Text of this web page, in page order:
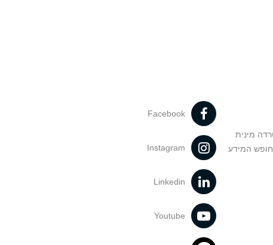
מינית
חופש המידע
Facebook
Instagram
Linkedin
Youtube